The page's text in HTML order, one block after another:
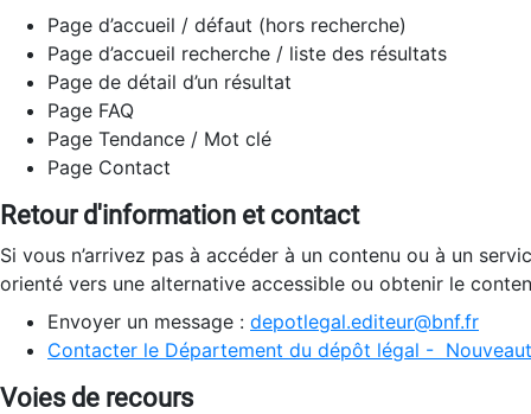
Page d’accueil / défaut (hors recherche)
Page d’accueil recherche / liste des résultats
Page de détail d’un résultat
Page FAQ
Page Tendance / Mot clé
Page Contact
Retour d'information et contact
Si vous n’arrivez pas à accéder à un contenu ou à un
orienté vers une alternative accessible ou obtenir le
Envoyer un message : depotlegal.editeur@bnf.fr
Contacter le Département du dépôt légal -
Voies de recours